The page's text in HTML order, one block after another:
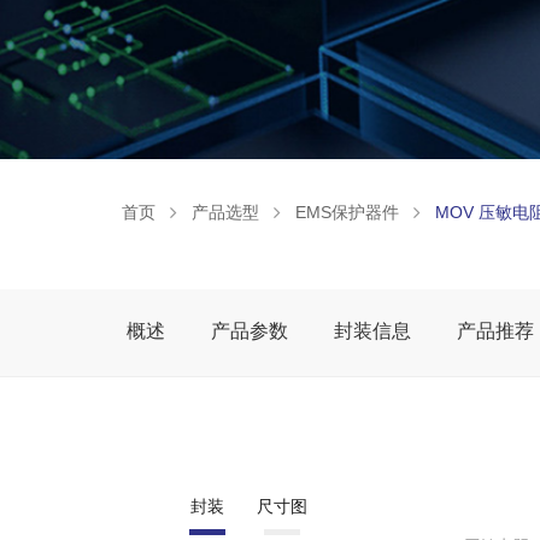
首页 产品选型 EMS保护器件 MOV 压敏电
概述 产品参数 封装信息 产品推荐
封装 尺寸图